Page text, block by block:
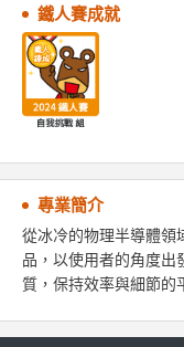
鐵人賽成就
專業簡介
從冰冷的物理半導體領
品，以使用者的角度出
質，保持效率與細節的